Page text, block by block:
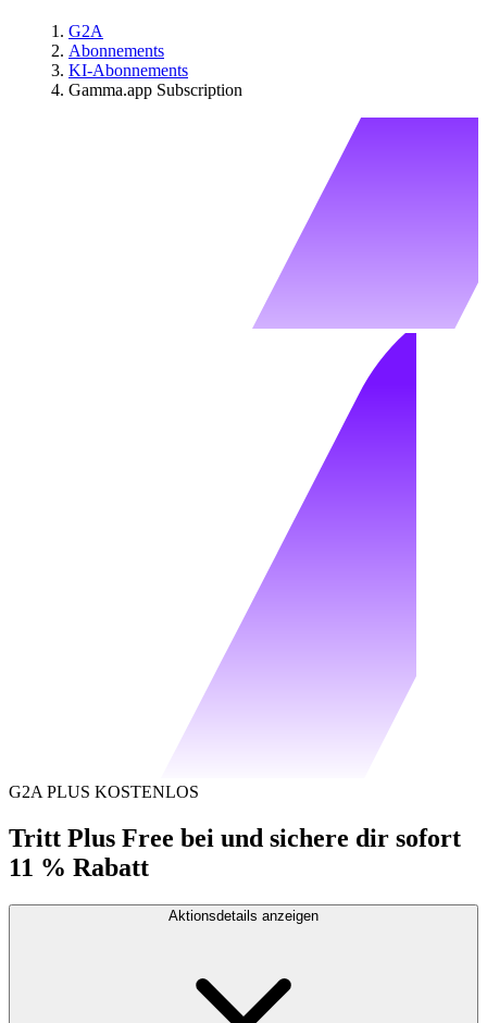
G2A
Abonnements
KI-Abonnements
Gamma.app Subscription
G2A PLUS KOSTENLOS
Tritt Plus Free bei und sichere dir sofort
11 % Rabatt
Aktionsdetails anzeigen